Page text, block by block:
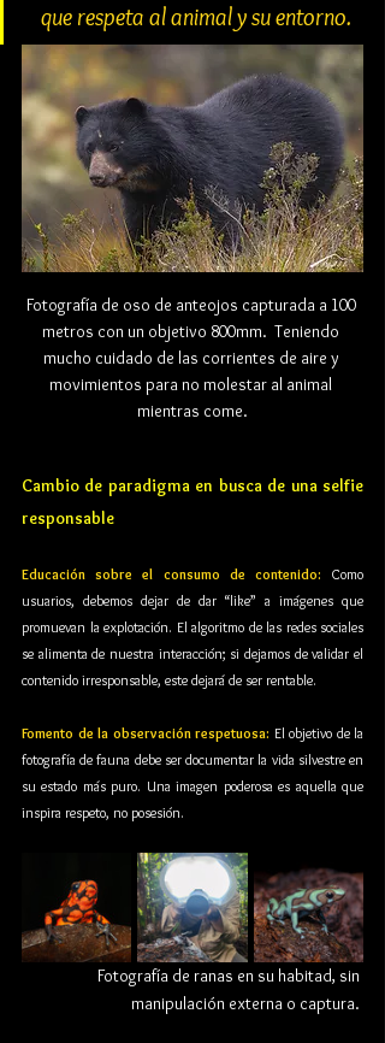
que respeta al animal y su entorno.
Fotografía de oso de anteojos capturada a 100
metros con un objetivo 800mm.  Teniendo
mucho cuidado de las corrientes de aire y
movimientos para no molestar al animal
mientras come.
Cambio de paradigma en busca de una selfie
responsable
Educación sobre el consumo de contenido: Como
usuarios, debemos dejar de dar “like” a imágenes que
promuevan la explotación. El algoritmo de las redes sociales
se alimenta de nuestra interacción; si dejamos de validar el
contenido irresponsable, este dejará de ser rentable.
Fomento de la observación respetuosa: El objetivo de la
fotografía de fauna debe ser documentar la vida silvestre en
su estado más puro. Una imagen poderosa es aquella que
inspira respeto, no posesión.
Fotografía de ranas en su habitad, sin
manipulación externa o captura.